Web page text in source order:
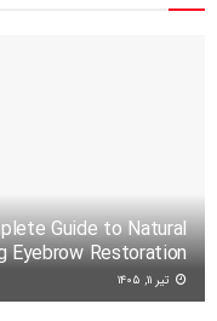
Guide to Natural
Eyebrow Restoration
تیر ۱۱, ۱۴۰۵